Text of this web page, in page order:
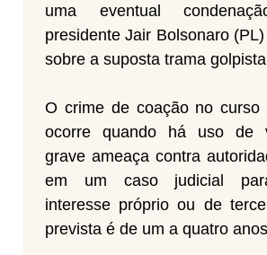
uma eventual
presidente Jair Bolsonaro
sobre a suposta trama
O crime de coação no curso
ocorre quando há uso de
grave ameaça contra
em um caso judicial
interesse próprio ou de
prevista é de um a quatro